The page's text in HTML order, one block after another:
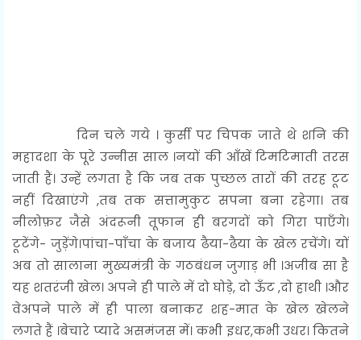
दिन चले गये । कुर्सी पर चिपक जाते थे शनि की
महादशा के पूरे उन्नीस साल‌ ।नयों की आँखें टिमटिमाती तरस
जाती हैं। उन्हें लगता है कि जब तक पुच्छल तारों की तरह टूट
नहीं दिखाएंगे ,तब तक सत्तामुकुट सपना बना रहेगा। तब
नीलोफ़र जैसे अंदरूनी तूफान ही बरगदों को गिरा पाएँगे।
टूटेंगे- जुड़ेंगे।पांचा-पाँचा के बजाय ढैया-ढैया के खेल रचेंगे। यों
अब तो सालाना मुख्यमंत्री के गठबंधन जुगाड़ भी ।अजीब सा है
यह शतरंजी खेल। अपने ही पाले में दो घोड़े, दो ऊँट ,दो हाथी ।और
वेअपने पाले में ही पाला बनाकर शह-मात के खेल खेलने
लगते हैं ।बेचारे प्यादे असमंजस में। कभी इधर,कभी उधर। कितने